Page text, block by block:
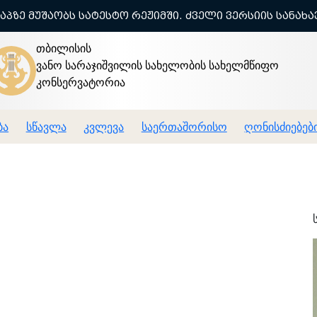
მუშაობს სატესტო რეჟიმში. ძველი ვერსიის
თბილისის
ვანო სარაჯიშვილის სახელობის სახელმწიფო
კონსერვატორია
სწავლა კვლევა საერთაშორისო